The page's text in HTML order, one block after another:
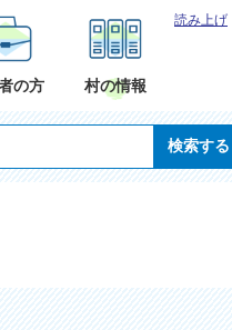
の方 村の情報
読み上げ
検索する